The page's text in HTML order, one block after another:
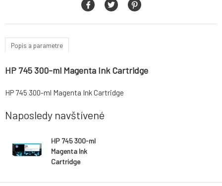
Popis a parametre
HP 745 300-ml Magenta Ink Cartridge
HP 745 300-ml Magenta Ink Cartridge
Naposledy navštívené
HP 745 300-ml
Magenta Ink
Cartridge